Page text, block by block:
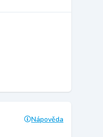
Nápověda